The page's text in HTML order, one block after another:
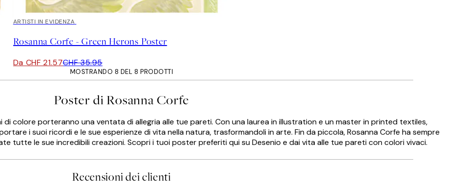
40%*
ARTISTI IN EVIDENZA
Rosanna Corfe - Green Herons Poster
Da CHF 21.57CHF 35.95
MOSTRANDO 8 DEL 8 PRODOTTI
Poster di Rosanna Corfe
colore porteranno una ventata di allegria alle tue pareti. Con una laurea in illustration e un master in printed textiles,
i suoi ricordi e le sue esperienze di vita nella natura, trasformandoli in arte. Fin da piccola, Rosanna Corfe ha sempre
tutte le sue incredibili creazioni. Scopri i tuoi poster preferiti qui su Desenio e dai vita alle tue pareti con colori vivaci.
Recensioni dei clienti